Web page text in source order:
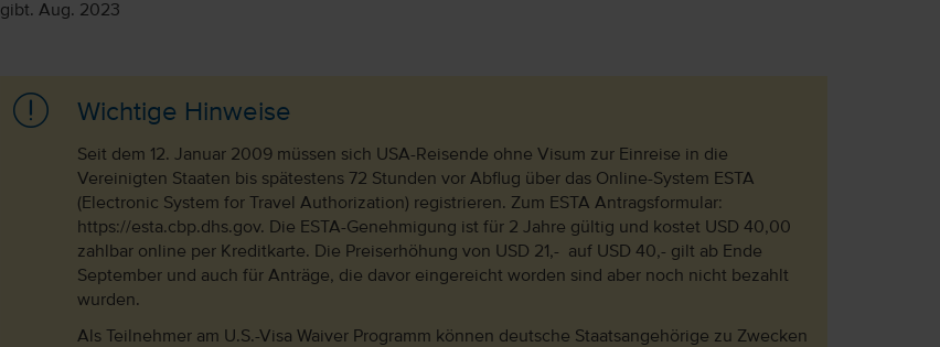
gibt. Aug. 2023
Wichtige Hinweise
Seit dem 12. Januar 2009 müssen sich USA-Reisende ohne Visum zur Einreise in die
Vereinigten Staaten bis spätestens 72 Stunden vor Abflug über das Online-System ESTA
(Electronic System for Travel Authorization) registrieren. Zum ESTA Antragsformular:
https://esta.cbp.dhs.gov. Die ESTA-Genehmigung ist für 2 Jahre gültig und kostet USD 40,00
zahlbar online per Kreditkarte. Die Preiserhöhung von USD 21,- auf USD 40,- gilt ab Ende
September und auch für Anträge, die davor eingereicht worden sind aber noch nicht bezahlt
wurden.
Als Teilnehmer am U.S.-Visa Waiver Programm können deutsche Staatsangehörige zu Zwecken